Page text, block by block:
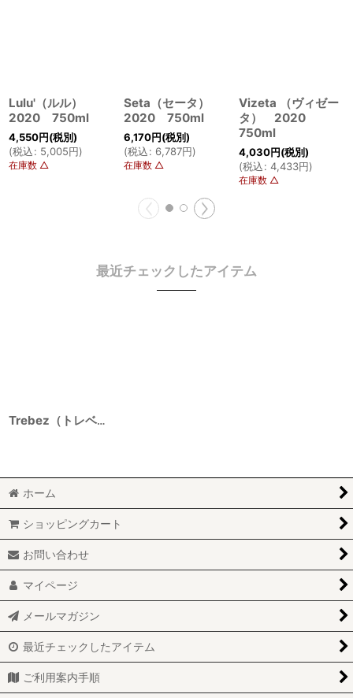
Lulu'（ルル）
2020 750ml
4,550円(税別)
(税込: 5,005円)
在庫数 △
Seta（セータ）
2020 750ml
6,170円(税別)
(税込: 6,787円)
在庫数 △
Vizeta （ヴィゼー
タ） 2020
750ml
4,030円(税別)
(税込: 4,433円)
在庫数 △
最近チェックしたアイテム
Trebez（トレベツ） 2020 750ml
ホーム
ショッピングカート
お問い合わせ
マイページ
メールマガジン
最近チェックしたアイテム
ご利用案内手順